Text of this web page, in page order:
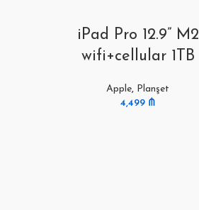
iPad Pro 12.9” M2
wifi+cellular 1TB
Apple, Planşet
4,499 ₼